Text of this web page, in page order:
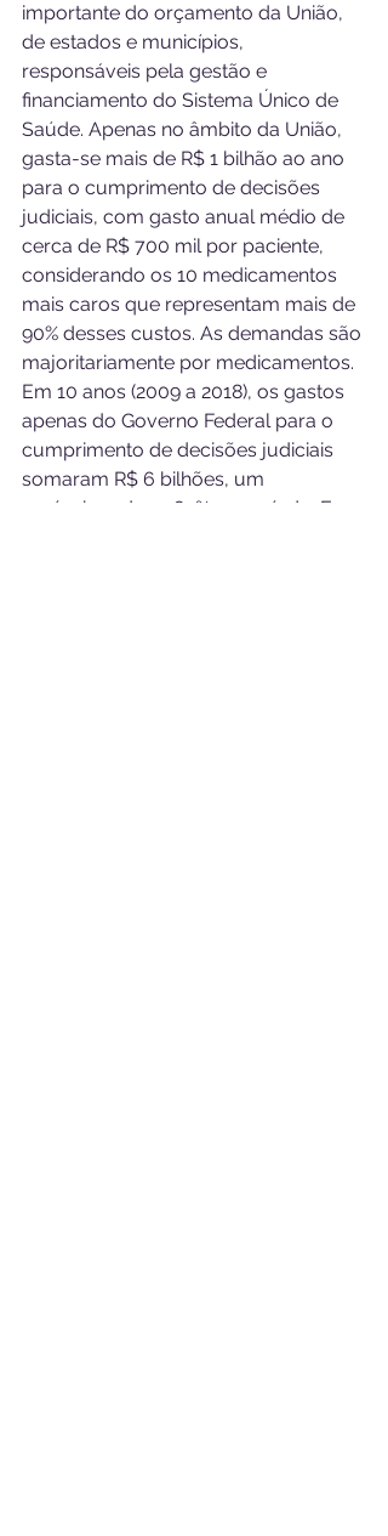
importante do orçamento da União,
de estados e municípios,
responsáveis pela gestão e
financiamento do Sistema Único de
Saúde. Apenas no âmbito da União,
gasta-se mais de R$ 1 bilhão ao ano
para o cumprimento de decisões
judiciais, com gasto anual médio de
cerca de R$ 700 mil por paciente,
considerando os 10 medicamentos
mais caros que representam mais de
90% desses custos. As demandas são
majoritariamente por medicamentos.
Em 10 anos (2009 a 2018), os gastos
apenas do Governo Federal para o
cumprimento de decisões judiciais
somaram R$ 6 bilhões, um
acréscimo de 1.083% no período. Em